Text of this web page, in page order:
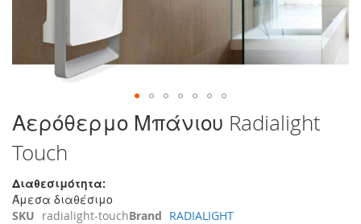
Μετάβαση
στην
αρχή
της
συλλογής
εικόνων
Αερόθερμο Μπάνιου Radialight
Touch
Διαθεσιμότητα:
Άμεσα διαθέσιμο
SKU radialight-touchBrand RADIALIGHT